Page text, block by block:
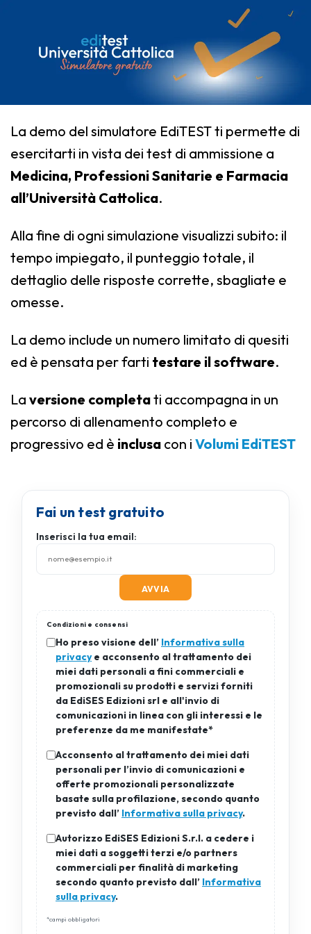
La demo del simulatore EdiTEST ti permette di
esercitarti in vista dei test di ammissione a
Medicina, Professioni Sanitarie e Farmacia
all’Università Cattolica.
Alla fine di ogni simulazione visualizzi subito: il
tempo impiegato, il punteggio totale, il
dettaglio delle risposte corrette, sbagliate e
omesse.
La demo include un numero limitato di quesiti
ed è pensata per farti testare il software.
La versione completati accompagna in un
percorso di allenamento completo e
progressivo ed è inclusa con i Volumi EdiTEST
Fai un test gratuito
Inserisci la tua email:
Condizioni e consensi
Ho preso visione dell’ Informativa sulla
privacye acconsento al trattamento dei
miei dati personali a fini commerciali e
promozionali su prodotti e servizi forniti
da EdiSES Edizioni srl e all'invio di
comunicazioni in linea con gli interessi e le
preferenze da me manifestate*
Acconsento al trattamento dei miei dati
personali per l’invio di comunicazioni e
offerte promozionali personalizzate
basate sulla profilazione, secondo quanto
previsto dall’ Informativa sulla privacy.
Autorizzo EdiSES Edizioni S.r.l. a cedere i
miei dati a soggetti terzi e/o partners
commerciali per finalità di marketing
secondo quanto previsto dall’ Informativa
sulla privacy.
*campi obbligatori